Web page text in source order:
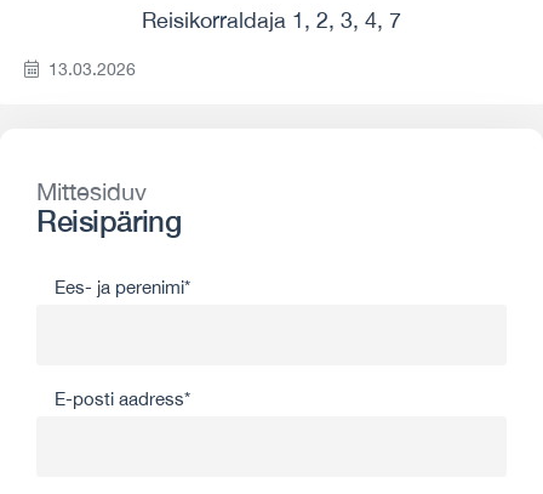
Reisikorraldaja 1, 2, 3, 4, 7
13.03.2026
Mittesiduv
Reisipäring
Ees- ja perenimi*
E-posti aadress*